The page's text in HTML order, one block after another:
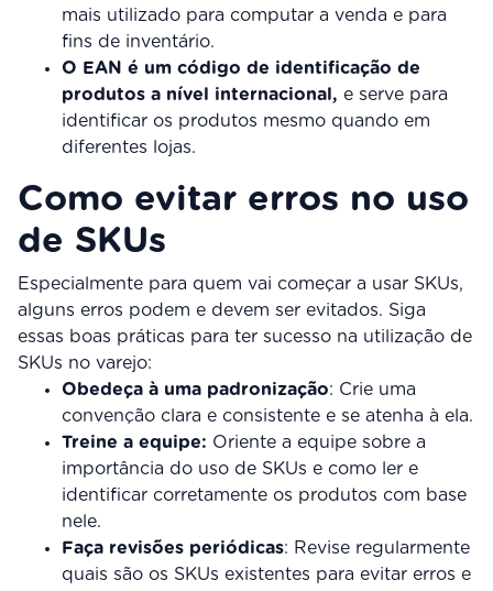
mais utilizado para computar a venda e para
fins de inventário.
O EAN é um código de identificação de
produtos a nível internacional, e serve para
identificar os produtos mesmo quando em
diferentes lojas.
Como evitar erros no uso
de SKUs
Especialmente para quem vai começar a usar SKUs,
alguns erros podem e devem ser evitados. Siga
essas boas práticas para ter sucesso na utilização de
SKUs no varejo:
Obedeça à uma padronização: Crie uma
convenção clara e consistente e se atenha à ela.
Treine a equipe: Oriente a equipe sobre a
importância do uso de SKUs e como ler e
identificar corretamente os produtos com base
nele.
Faça revisões periódicas: Revise regularmente
quais são os SKUs existentes para evitar erros e